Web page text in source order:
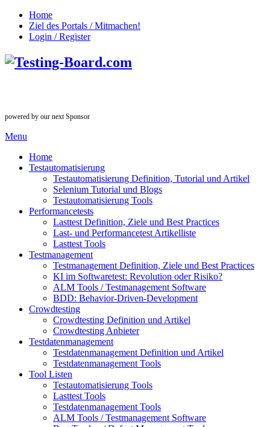
Home
Ziel des Portals / Mitmachen!
Login / Register
powered by our next Sponsor
Menu
Home
Testautomatisierung
Testautomatisierung Definition, Tutorial und Artikel
Selenium Tutorial und Blogs
Testautomatisierung Tools
Performancetests
Lasttest Definition, Ziele und Best Practices
Last- und Performancetest Artikelliste
Lasttest Tools
Testmanagement
Testmanagement Definition, Ziele und Best Practices
KI im Softwaretest: Revolution oder Risiko?
ALM Tools / Testmanagement Software
BDD: Behavior-Driven-Development
Crowdtesting
Crowdtesting Definition und Artikel
Crowdtesting Anbieter
Testdatenmanagement
Testdatenmanagement Definition und Artikel
Testdatenmanagement Tools
Tool Listen
Testautomatisierung Tools
Lasttest Tools
Testdatenmanagement Tools
ALM Tools / Testmanagement Software